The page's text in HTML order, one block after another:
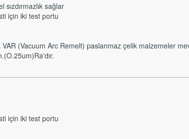
sağlar
için iki test portu
(Vacuum Arc Remelt) paslanmaz çelik malzemeler
için iki test portu